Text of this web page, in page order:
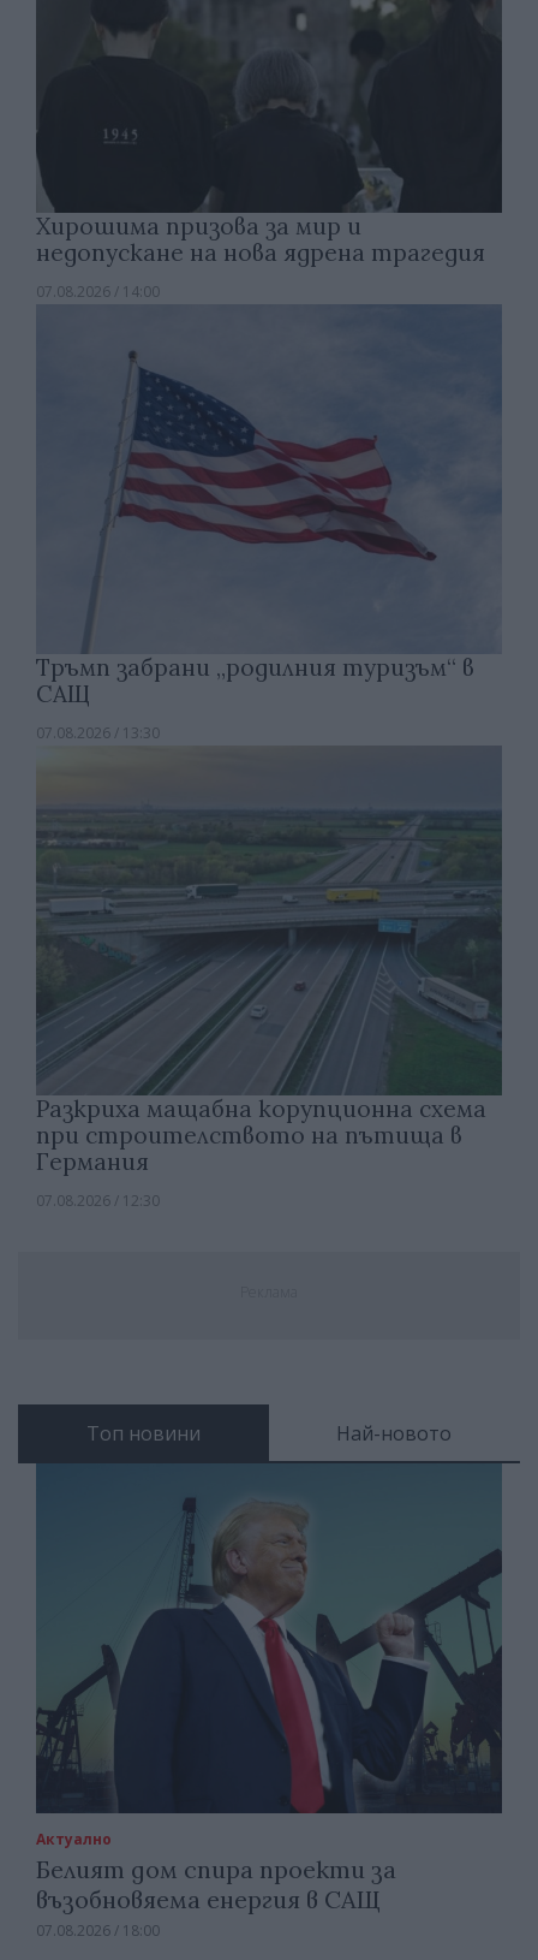
Хирошима призова за мир и
недопускане на нова ядрена трагедия
07.08.2026 / 14:00
Тръмп забрани „родилния туризъм“ в
САЩ
07.08.2026 / 13:30
Разкриха мащабна корупционна схема
при строителството на пътища в
Германия
07.08.2026 / 12:30
Топ новини Най-новото
Актуално
Белият дом спира проекти за
възобновяема енергия в САЩ
07.08.2026 / 18:00